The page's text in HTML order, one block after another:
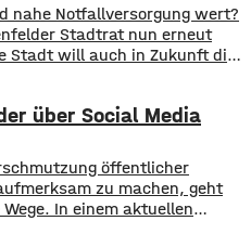
nahe Notfallversorgung wert?
Stadtrat nun erneut
Stadt will auch in Zukunft die
31.000 Euro fließen in
Förderverein des
im letzten Jahr haben sich
über Social Media
öffentlicher
zu machen, geht
In einem aktuellen